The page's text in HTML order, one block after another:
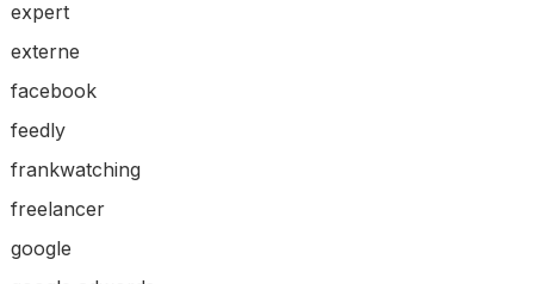
expert
externe
facebook
feedly
frankwatching
freelancer
google